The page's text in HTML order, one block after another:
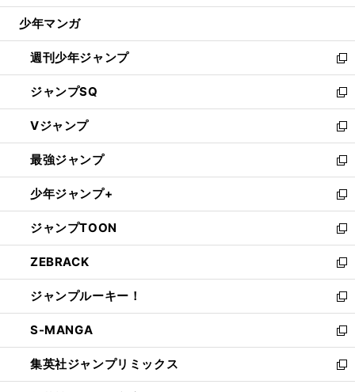
ウ
開
く
少年マンガ
週刊少年ジャンプ
新
し
い
ウ
ィ
ン
ド
ウ
で
開
く
ジャンプSQ
新
し
い
ウ
ィ
ン
ド
ウ
で
開
く
Vジャンプ
新
し
い
ウ
ィ
ン
ド
ウ
で
開
く
最強ジャンプ
新
し
い
ウ
ィ
ン
ド
ウ
で
開
く
少年ジャンプ+
新
し
い
ウ
ィ
ン
ド
ウ
で
開
く
ジャンプTOON
新
し
い
ウ
ィ
ン
ド
ウ
で
開
ZEBRACK
新
し
い
ウ
ィ
ン
ド
ウ
ジャンプルーキー！
新
し
い
ウ
ィ
ン
S-MANGA
新
し
い
ウ
集英社ジャンプリミックス
新
し